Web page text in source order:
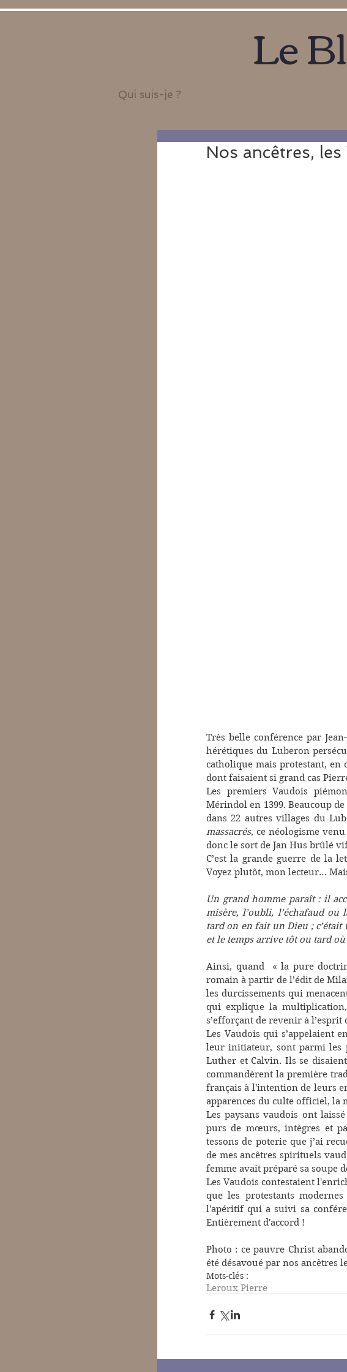
Qui suis-je ?
Le
Nos ancêtres,
Très belle conférence par
hérétiques du Luberon
catholique mais protestant, en
dont faisaient si grand cas
Les premiers Vaudois
Mérindol en 1399. Beaucoup
massacrés, ce néologisme
donc le sort de Jan Hus brûlé
C’est la grande guerre de la
Voyez plutôt, mon lecteur…
Un grand homme paraît : il
misère, l’oubli, l’échafaud ou
tard on en fait un Dieu ;
et le temps arrive tôt ou tard
Ainsi, quand  « la pure
romain à partir de l’édit de
les durcissements qui
qui explique la
s’efforçant de revenir à l’esprit
Les Vaudois qui s’appelaient
leur initiateur, sont parmi les
Luther et Calvin. Ils se
commandèrent la première
français à l'intention de leurs
apparences du culte officiel, la
Les paysans vaudois ont
purs de mœurs, intègres et
tessons de poterie que j’ai
de mes ancêtres spirituels
femme avait préparé sa soupe
Les Vaudois contestaient
que les protestants
l'apéritif qui a suivi sa
Entièrement d'accord !
Photo : ce pauvre Christ
été désavoué par nos ancêtres
Mots-clés :
Leroux Pierre